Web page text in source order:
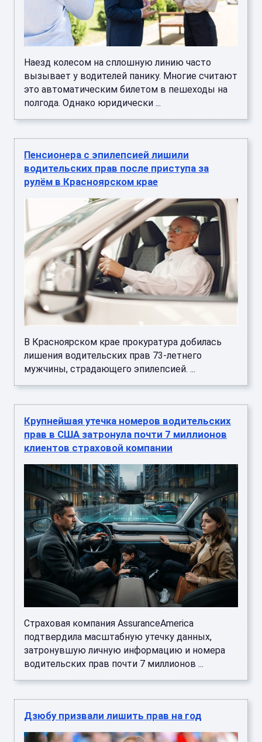
Наезд колесом на сплошную линию часто
вызывает у водителей панику. Многие считают
это автоматическим билетом в пешеходы на
полгода. Однако юридически ...
Пенсионера с эпилепсией лишили
водительских прав после приступа за
рулём в Красноярском крае
В Красноярском крае прокуратура добилась
лишения водительских прав 73-летнего
мужчины, страдающего эпилепсией. ...
Крупнейшая утечка номеров водительских
прав в США затронула почти 7 миллионов
клиентов страховой компании
Страховая компания AssuranceAmerica
подтвердила масштабную утечку данных,
затронувшую личную информацию и номера
водительских прав почти 7 миллионов ...
Дзюбу призвали лишить прав на год